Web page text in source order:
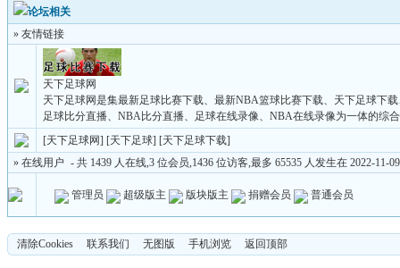
论坛相关
» 友情链接
天下足球网
天下足球网是集最新足球比赛下载、最新NBA篮球比赛下载、天下足球下
足球比分直播、NBA比分直播、足球在线录像、NBA在线录像为一体的综
[天下足球网] [天下足球] [天下足球下载]
» 在线用户 - 共 1439 人在线,3 位会员,1436 位访客,最多 65535 人发生在 2022-11-
管理员 超级版主 版块版主 捐赠会员 普通会员
清除Cookies 联系我们 无图版 手机浏览 返回顶部